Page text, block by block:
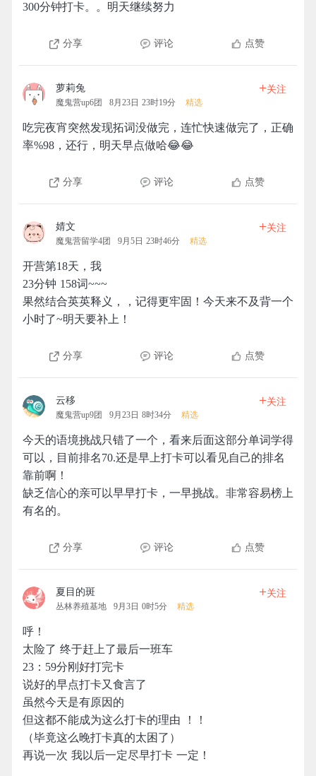
300分钟打卡。。明天继续努力
分享 评论 点赞
萝莉兔
魔鬼营up6团 8月23日 23时19分 精选
+关注
吃完夜宵突然发现拓词没做完，连忙快速做完了，正确
率%98，还行，明天早点做哈😂😂
分享 评论 点赞
婧文
魔鬼营留学4团 9月5日 23时46分 精选
+关注
开营第18天，我
23分钟 158词~~~
果然结合英英释义，，记得更牢固！今天来不及背一个
小时了~明天要补上！
分享 评论 点赞
云移
魔鬼营up9团 9月23日 8时34分 精选
+关注
今天的语境挑战只错了一个，看来后面这部分单词学得
可以，目前排名70.还是早上打卡可以看见自己的排名
靠前啊！
缺乏信心的亲可以早早打卡，一早挑战。非常容易榜上
有名的。
分享 评论 点赞
夏目的斑
丛林养殖基地 9月3日 0时5分 精选
+关注
呼！
太险了 终于赶上了最后一班车
23：59分刚好打完卡
说好的早点打卡又食言了
虽然今天是有原因的
但这都不能成为这么打卡的理由 ！！
（毕竟这么晚打卡真的太困了）
再说一次 我以后一定尽早打卡 一定！